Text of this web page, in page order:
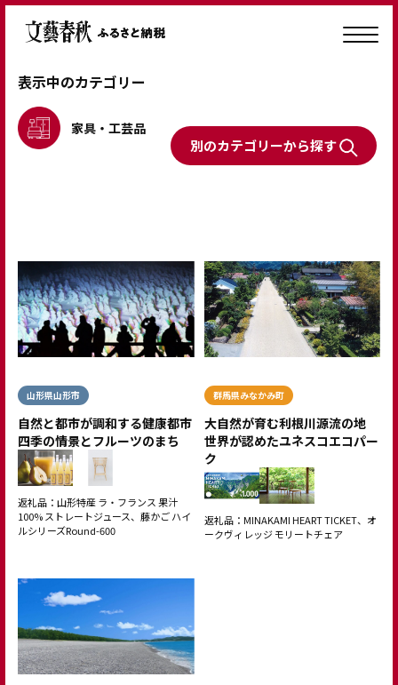
表示中のカテゴリー
家具・工芸品
別のカテゴリーから探す
山形県山形市
自然と都市が調和する健康都市
四季の情景とフルーツのまち
返礼品：山形特産 ラ・フランス 果汁
100% ストレートジュース、藤かご ハイ
ルシリーズRound-600
群馬県みなかみ町
大自然が育む利根川源流の地
世界が認めたユネスコエコパー
ク
返礼品：MINAKAMI HEART TICKET、オ
ークヴィレッジ モリートチェア